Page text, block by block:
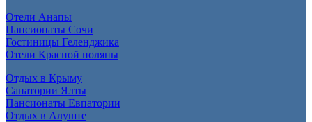
Отели Анапы
Пансионаты Сочи
Гостиницы Геленджика
Отели Красной поляны
Отдых в Крыму
Санатории Ялты
Пансионаты Евпатории
Отдых в Алуште